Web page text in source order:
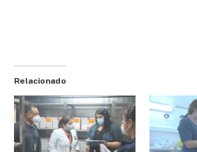
Relacionado